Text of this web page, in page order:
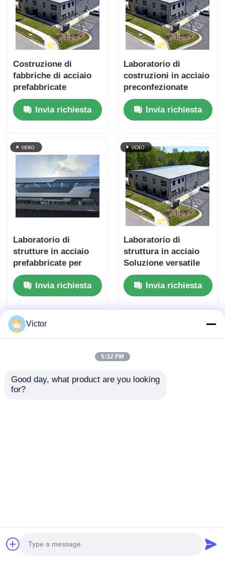
Costruzione di
fabbriche di acciaio
prefabbricate
Invia richiesta
Laboratorio di
costruzioni in acciaio
preconfezionate
Laboratorio di
costruzioni in acciaio
a lunghezza singola e
Invia richiesta
Laboratorio di
strutture in acciaio
prefabbricate per
impianti industriali e
magazziniInvia richiesta
Laboratorio di
struttura in acciaio
Soluzione versatile
ed economica per la
vostra attività
Invia richiesta
Victor
5:32 PM
Good day, what product are you looking
for?